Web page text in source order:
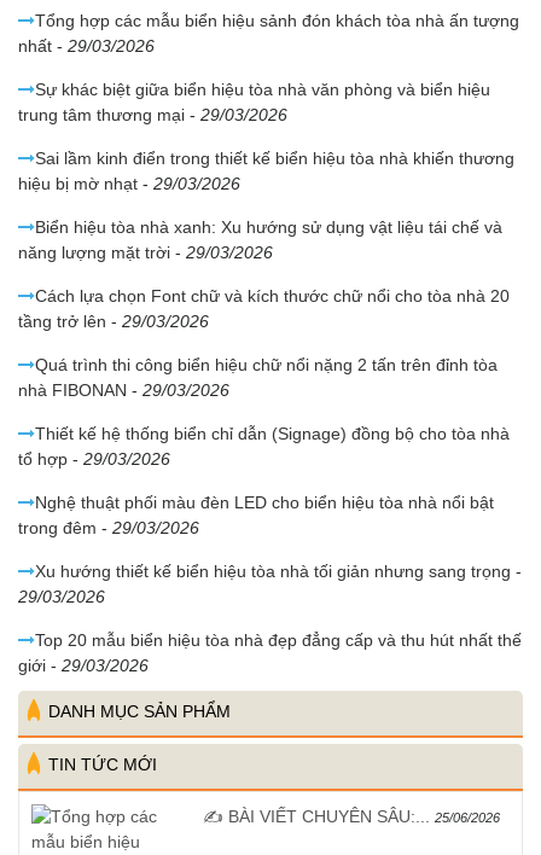
Tổng hợp các mẫu biển hiệu sảnh đón khách tòa nhà ấn tượng
nhất - 29/03/2026
Sự khác biệt giữa biển hiệu tòa nhà văn phòng và biển hiệu
trung tâm thương mại - 29/03/2026
Sai lầm kinh điển trong thiết kế biển hiệu tòa nhà khiến thương
hiệu bị mờ nhạt - 29/03/2026
Biển hiệu tòa nhà xanh: Xu hướng sử dụng vật liệu tái chế và
năng lượng mặt trời - 29/03/2026
Cách lựa chọn Font chữ và kích thước chữ nổi cho tòa nhà 20
tầng trở lên - 29/03/2026
Quá trình thi công biển hiệu chữ nổi nặng 2 tấn trên đỉnh tòa
nhà FIBONAN - 29/03/2026
Thiết kế hệ thống biển chỉ dẫn (Signage) đồng bộ cho tòa nhà
tổ hợp - 29/03/2026
Nghệ thuật phối màu đèn LED cho biển hiệu tòa nhà nổi bật
trong đêm - 29/03/2026
Xu hướng thiết kế biển hiệu tòa nhà tối giản nhưng sang trọng -
29/03/2026
Top 20 mẫu biển hiệu tòa nhà đẹp đẳng cấp và thu hút nhất thế
giới - 29/03/2026
DANH MỤC SẢN PHẨM
TIN TỨC MỚI
✍️ BÀI VIẾT CHUYÊN SÂU:... 25/06/2026